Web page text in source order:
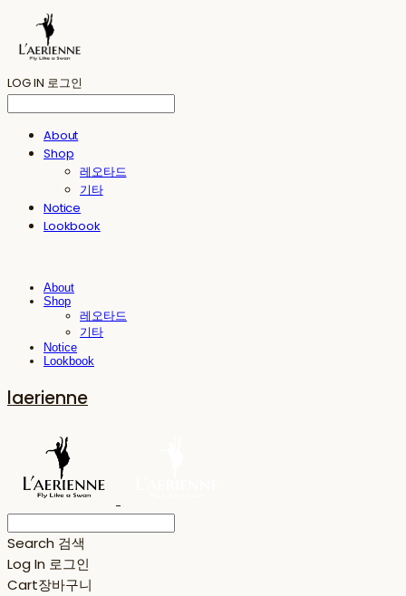
LOG IN 로그인
About
Shop
레오타드
기타
Notice
Lookbook
About
Shop
레오타드
기타
Notice
Lookbook
laerienne
Search 검색
Log In 로그인
Cart장바구니